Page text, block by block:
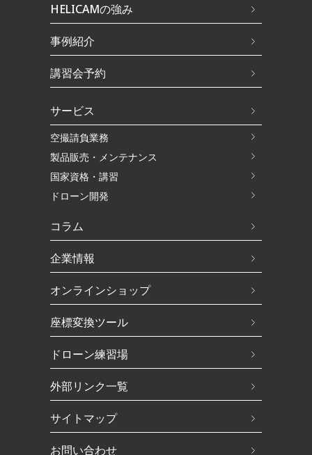
HELICAMの強み
事例紹介
講習会予約
サービス
空撮請負業務
製品販売・メンテナンス
国家資格・講習
ドローン開発
コラム
企業情報
オンラインショップ
座標変換ツール
ドローン練習場
外部リンク一覧
サイトマップ
お問い合わせ